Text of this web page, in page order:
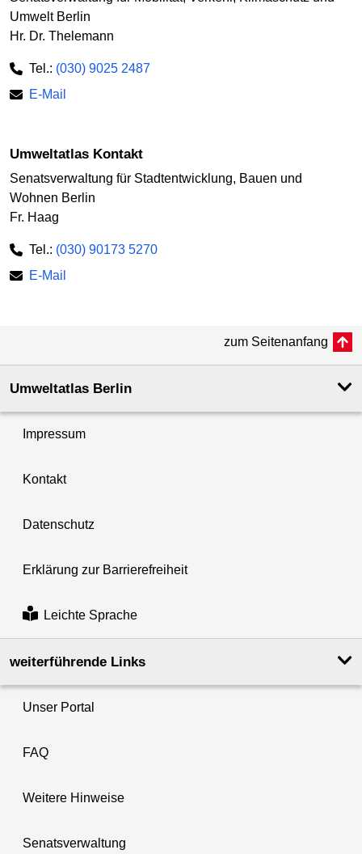
Umwelt Berlin
Hr. Dr. Thelemann
Tel.: (030) 9025 2487
E-Mail
Umweltatlas Kontakt
Senatsverwaltung für Stadtentwicklung, Bauen und
Wohnen Berlin
Fr. Haag
Tel.: (030) 90173 5270
E-Mail
zum Seitenanfang
Umweltatlas Berlin
Impressum
Kontakt
Datenschutz
Erklärung zur Barrierefreiheit
Leichte Sprache
weiterführende Links
Unser Portal
FAQ
Weitere Hinweise
Senatsverwaltung